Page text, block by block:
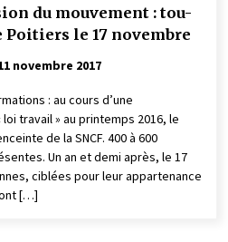
du mouvement : tou-
le 17 novembre
novembre 2017
: au cours d’une
travail » au printemps 2016, le
de la SNCF. 400 à 600
Un an et demi après, le 17
ciblées pour leur appartenance
[…]